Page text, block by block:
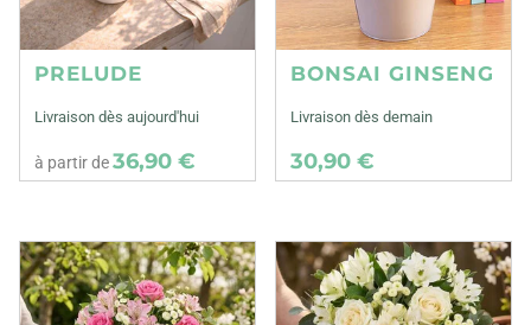
PRELUDE
Livraison dès aujourd'hui
à partir de36,90 €
BONSAI GINSENG
Livraison dès demain
30,90 €